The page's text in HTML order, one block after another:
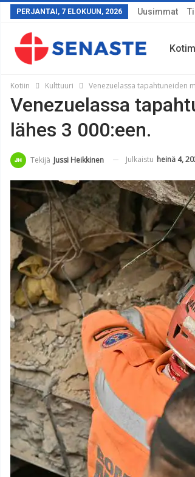
PERJANTAI, 7 ELOKUUN, 2026 Uusimmat
Sää
Kotiin Kulttuuri Venezuelassa tapahtuneiden
Venezuelassa
lähes 3 000:een.
Tekijä Jussi Heikkinen Julkaistu heinä 4,